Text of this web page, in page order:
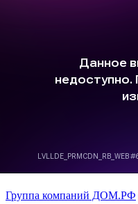
Группа компаний ДОМ.РФ